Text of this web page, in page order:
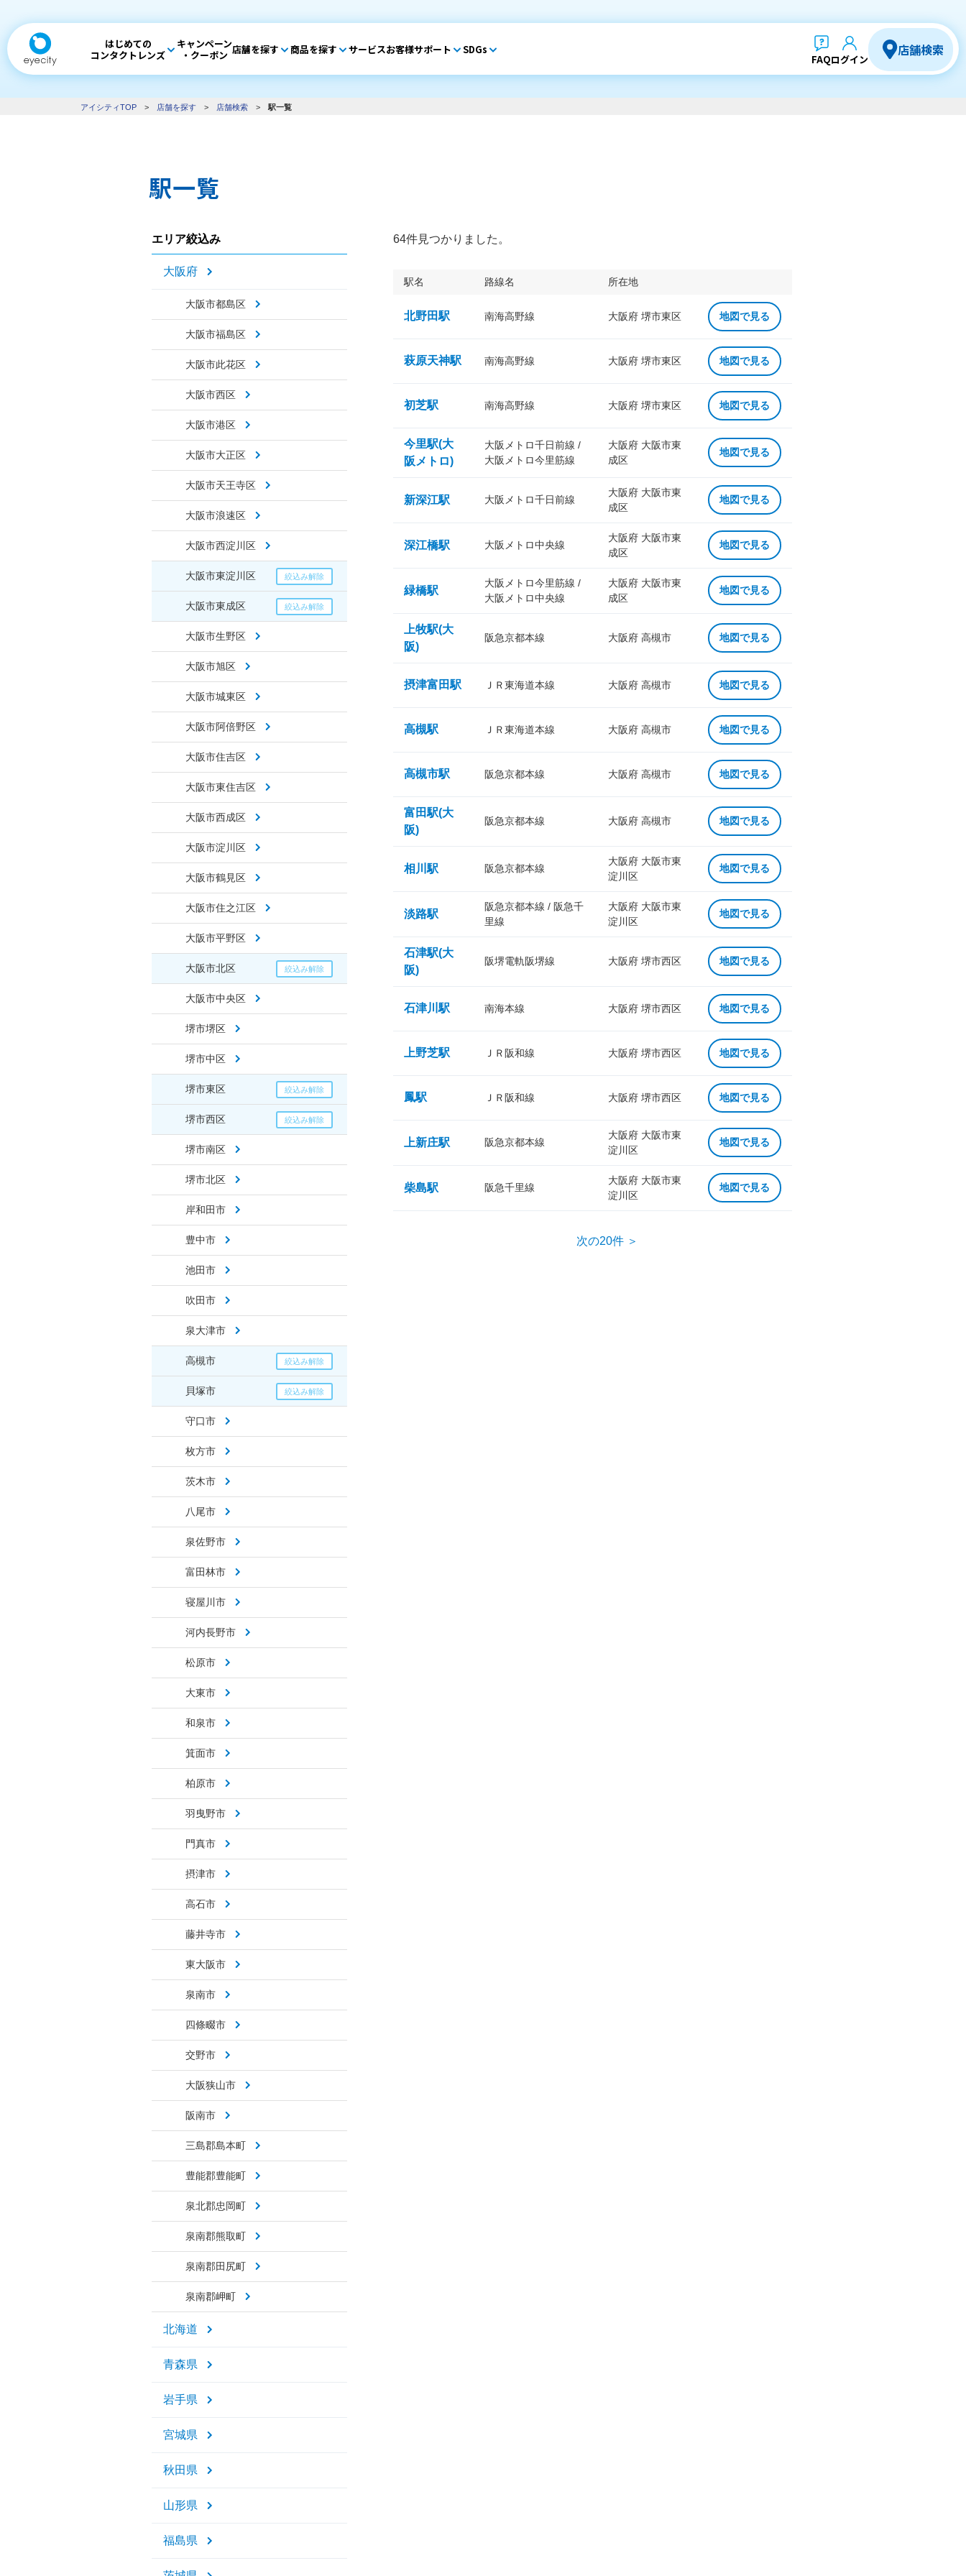
はじめての
コンタクトレンズ
キャンペーン
・クーポン 店舗を探す 商品を探す サービスお客様サポート SDGs
FAQログイン
店舗検索
アイシティTOP > 店舗を探す > 店舗検索 > 駅一覧
駅一覧
エリア絞込み
大阪府
大阪市都島区
大阪市福島区
大阪市此花区
大阪市西区
大阪市港区
大阪市大正区
大阪市天王寺区
大阪市浪速区
大阪市西淀川区
大阪市東淀川区
大阪市東成区
大阪市生野区
大阪市旭区
大阪市城東区
大阪市阿倍野区
大阪市住吉区
大阪市東住吉区
大阪市西成区
大阪市淀川区
大阪市鶴見区
大阪市住之江区
大阪市平野区
大阪市北区
大阪市中央区
堺市堺区
堺市中区
堺市東区
堺市西区
堺市南区
堺市北区
岸和田市
豊中市
池田市
吹田市
泉大津市
高槻市
貝塚市
守口市
枚方市
茨木市
八尾市
泉佐野市
富田林市
寝屋川市
河内長野市
松原市
大東市
和泉市
箕面市
柏原市
羽曳野市
門真市
摂津市
高石市
藤井寺市
東大阪市
泉南市
四條畷市
交野市
大阪狭山市
阪南市
三島郡島本町
豊能郡豊能町
泉北郡忠岡町
泉南郡熊取町
泉南郡田尻町
泉南郡岬町
北海道
青森県
岩手県
宮城県
秋田県
山形県
福島県
64件見つかりました。
駅名 路線名 所在地
北野田駅 南海高野線 大阪府 堺市東区 地図で見る
萩原天神駅 南海高野線 大阪府 堺市東区 地図で見る
初芝駅 南海高野線 大阪府 堺市東区 地図で見る
今里駅(大
阪メトロ)
大阪メトロ千日前線 /
大阪メトロ今里筋線
大阪府 大阪市東
成区
地図で見る
新深江駅 大阪メトロ千日前線
大阪府 大阪市東
成区
地図で見る
深江橋駅 大阪メトロ中央線
大阪府 大阪市東
成区
地図で見る
緑橋駅
大阪メトロ今里筋線 /
大阪メトロ中央線
大阪府 大阪市東
成区
地図で見る
上牧駅(大
阪)
阪急京都本線 大阪府 高槻市 地図で見る
摂津富田駅 ＪＲ東海道本線 大阪府 高槻市 地図で見る
高槻駅 ＪＲ東海道本線 大阪府 高槻市 地図で見る
高槻市駅 阪急京都本線 大阪府 高槻市 地図で見る
富田駅(大
阪)
阪急京都本線 大阪府 高槻市 地図で見る
相川駅 阪急京都本線
大阪府 大阪市東
淀川区
地図で見る
淡路駅
阪急京都本線 / 阪急千
里線
大阪府 大阪市東
淀川区
地図で見る
石津駅(大
阪)
阪堺電軌阪堺線 大阪府 堺市西区 地図で見る
石津川駅 南海本線 大阪府 堺市西区 地図で見る
上野芝駅 ＪＲ阪和線 大阪府 堺市西区 地図で見る
鳳駅 ＪＲ阪和線 大阪府 堺市西区 地図で見る
上新庄駅 阪急京都本線
大阪府 大阪市東
淀川区
地図で見る
柴島駅 阪急千里線
大阪府 大阪市東
淀川区
地図で見る
次の20件 ＞